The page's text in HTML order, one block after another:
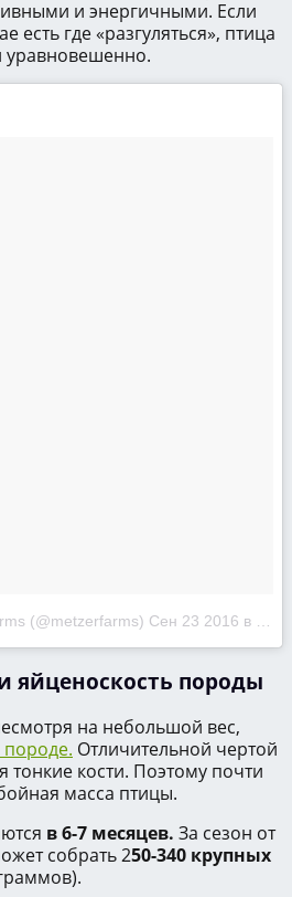
и энергичными. Если
есть где «разгуляться», птица
уравновешенно.
(@metzerfarms) Сен 23 2016 в 2:18 PDT
яйценоскость породы
на небольшой вес,
Отличительной чертой
тонкие кости. Поэтому почти
масса птицы.
в 6-7 месяцев. За сезон от
собрать 250-340 крупных